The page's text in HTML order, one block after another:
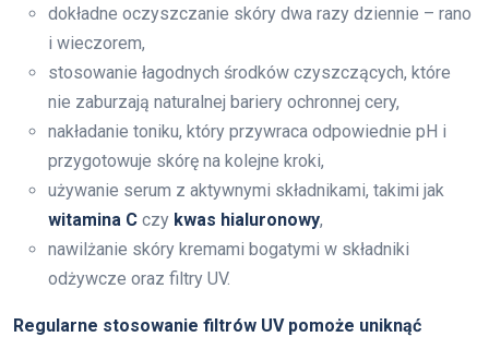
dokładne oczyszczanie skóry dwa razy dziennie – rano
i wieczorem,
stosowanie łagodnych środków czyszczących, które
nie zaburzają naturalnej bariery ochronnej cery,
nakładanie toniku, który przywraca odpowiednie pH i
przygotowuje skórę na kolejne kroki,
używanie serum z aktywnymi składnikami, takimi jak
witamina C czy kwas hialuronowy,
nawilżanie skóry kremami bogatymi w składniki
odżywcze oraz filtry UV.
Regularne stosowanie filtrów UV pomoże uniknąć